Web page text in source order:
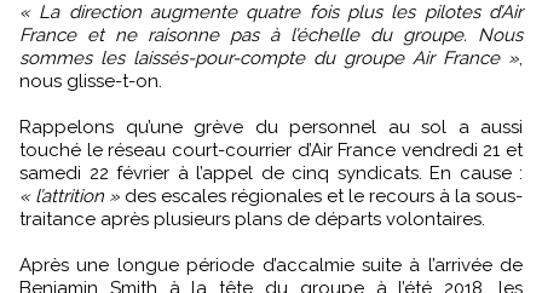
« La direction augmente quatre fois plus les pilotes d’Air
France et ne raisonne pas à l’échelle du groupe. Nous
sommes les laissés-pour-compte du groupe Air France »,
nous glisse-t-on.
Rappelons qu’une grève du personnel au sol a aussi
touché le réseau court-courrier d’Air France vendredi 21 et
samedi 22 février à l’appel de cinq syndicats. En cause :
« l’attrition » des escales régionales et le recours à la sous-
traitance après plusieurs plans de départs volontaires.
Après une longue période d’accalmie suite à l’arrivée de
Benjamin Smith à la tête du groupe à l’été 2018, les